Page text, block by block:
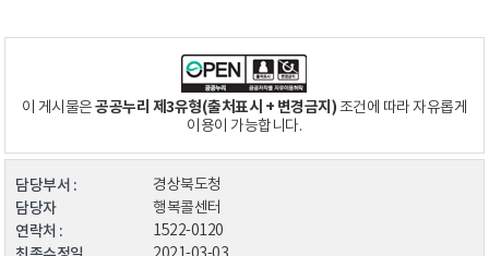
이 게시물은공공누리 제3유형(출처표시 + 변경금지)조건에 따라 자유롭게
이용이 가능합니다.
담당부서 : 경상북도청
담당자 행복콜센터
연락처 : 1522-0120